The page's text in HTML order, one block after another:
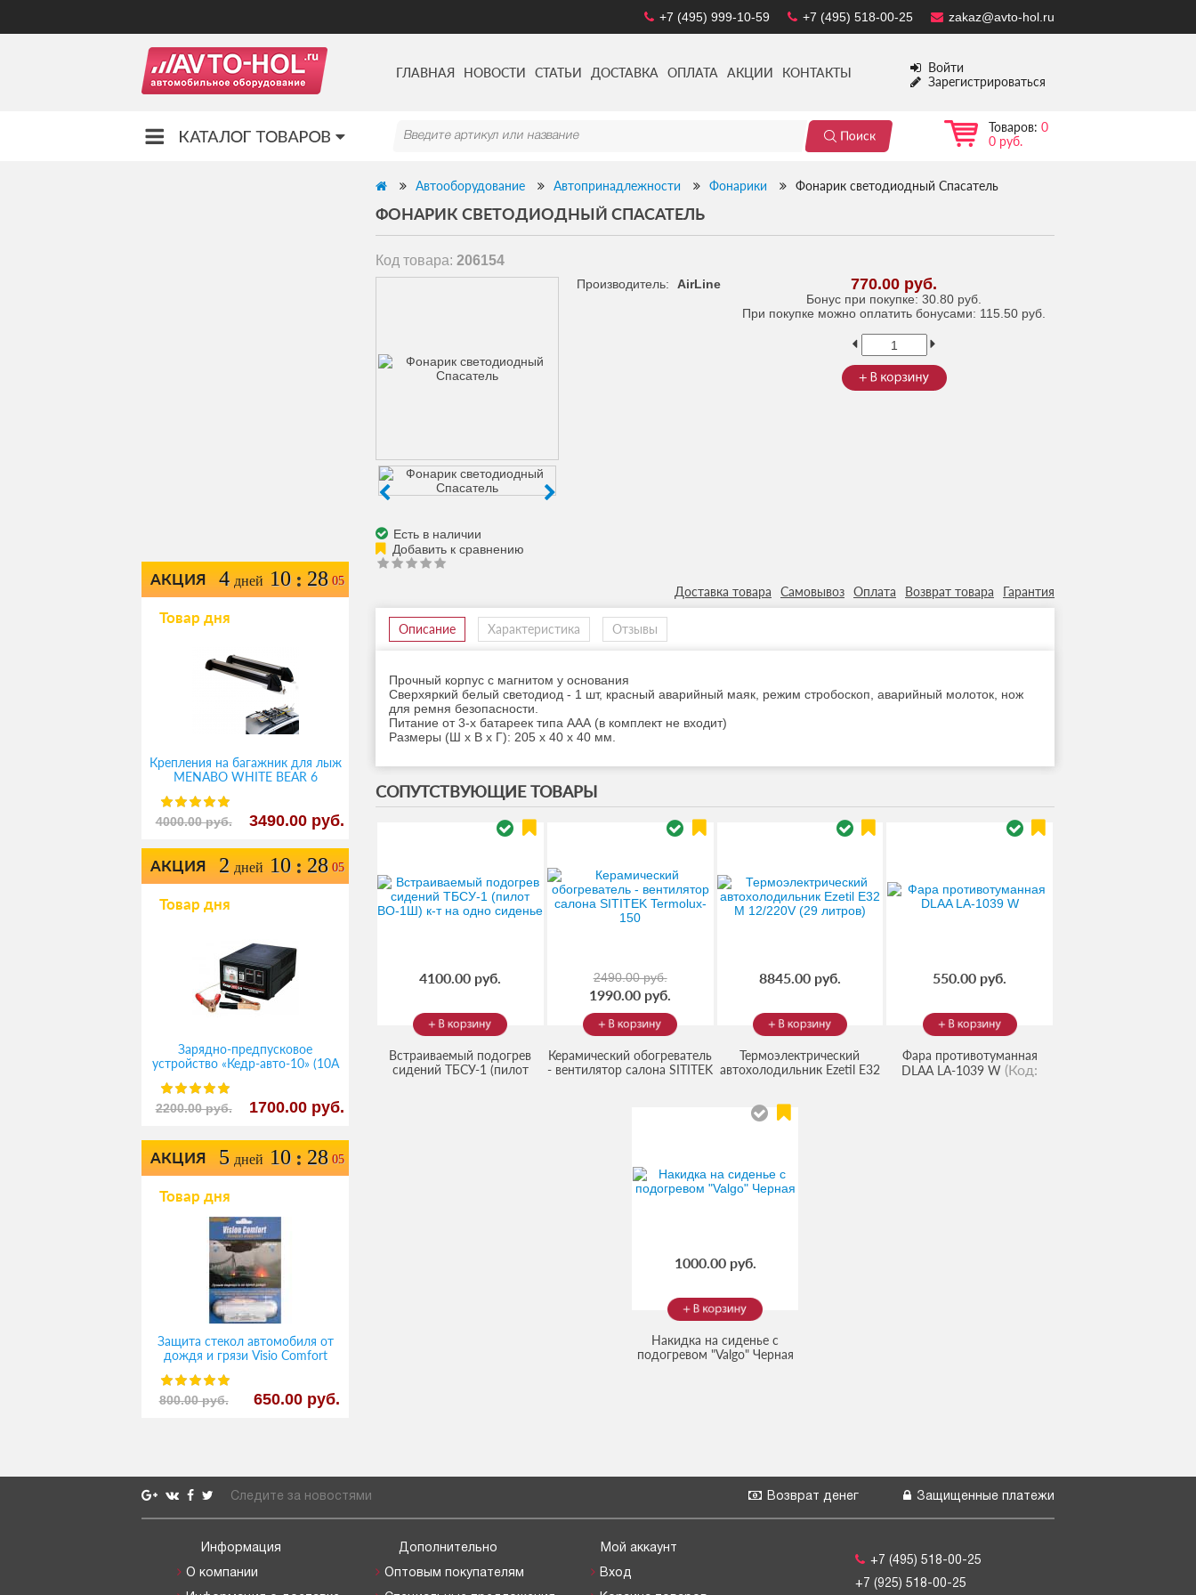
zakaz@avto-hol.ru
+7 (495) 518-00-25
+7 (495) 999-10-59
ГЛАВНАЯ НОВОСТИ СТАТЬИ ДОСТАВКА ОПЛАТА АКЦИИ КОНТАКТЫ
Войти
Зарегистрироваться
Товаров: 0
0 руб.
Автооборудование Автопринадлежности Фонарики Фонарик светодиодный Спасатель
ФОНАРИК СВЕТОДИОДНЫЙ СПАСАТЕЛЬ
Код товара: 206154
Есть в наличии
770.00 руб.
Бонус при покупке: 30.80 руб.
При покупке можно оплатить бонусами: 115.50 руб.
Производитель: AirLine
Доставка товара Самовывоз Оплата Возврат товара Гарантия
Описание Характеристика Отзывы
Прочный корпус с магнитом у основания
Сверхяркий белый светодиод - 1 шт, красный аварийный маяк, режим стробоскоп, аварийный молоток, нож
для ремня безопасности.
Питание от 3-х батареек типа ААА (в комплект не входит)
Размеры (Ш x В x Г): 205 x 40 x 40 мм.
СОПУТСТВУЮЩИЕ ТОВАРЫ
4100.00 руб.
Встраиваемый подогрев
сидений ТБСУ-1 (пилот
2490.00 руб.
1990.00 руб.
Керамический обогреватель
- вентилятор салона SITITEK
8845.00 руб.
Термоэлектрический
автохолодильник Ezetil E32
550.00 руб.
Фара противотуманная
DLAA LA-1039 W (Код:
1000.00 руб.
Накидка на сиденье с
подогревом "Valgo" Черная
АКЦИЯ 4 дней 10:28 05
Товар дня
Крепления на багажник для лыж
MENABO WHITE BEAR 6
4000.00 руб. 3490.00 руб.
АКЦИЯ 2 дней 10:28 05
Товар дня
Зарядно-предпусковое
устройство «Кедр-авто-10» (10A
2200.00 руб. 1700.00 руб.
АКЦИЯ 5 дней 10:28 05
Товар дня
Защита стекол автомобиля от
дождя и грязи Visio Comfort
800.00 руб. 650.00 руб.
Следите за новостями Защищенные платежи
Возврат денег
Информация
О компании
Дополнительно
Оптовым покупателям
Мой аккаунт
Вход
+7 (495) 518-00-25
+7 (925) 518-00-25